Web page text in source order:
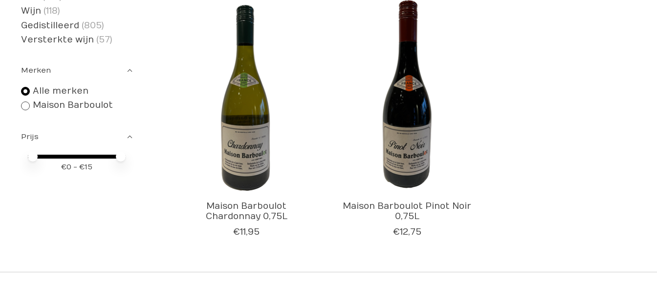
Wijn (118)
Gedistilleerd (805)
Versterkte wijn (57)
Merken
Alle merken
Maison Barboulot
Prijs
Minimale prijswaarde
Price maximum value
€0 - €15
Maison Barboulot
Chardonnay 0,75L
€11,95
Maison Barboulot Pinot Noir
0,75L
€12,75